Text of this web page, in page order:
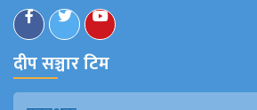
दीप सञ्चार टिम